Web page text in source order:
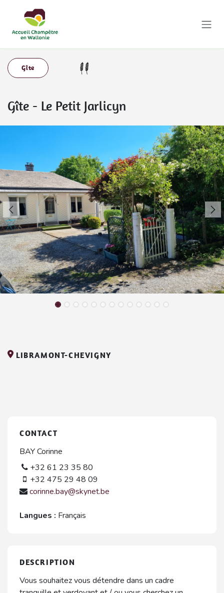
Gîte
Gîte - Le Petit Jarlicyn
LIBRAMONT-CHEVIGNY
CONTACT
BAY Corinne
+32 61 23 35 80
+32 475 29 48 09
corinne.bay@skynet.be
Langues : Français
DESCRIPTION
Vous souhaitez vous détendre dans un cadre